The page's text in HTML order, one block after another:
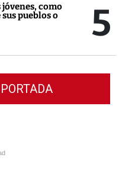
como
pueblos o
5